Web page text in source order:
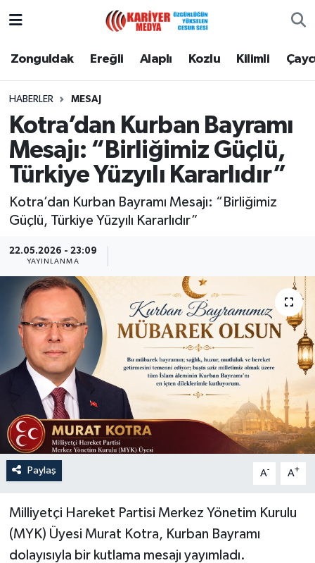
Zonguldak Ereğli Alaplı Kozlu Kilimli
HABERLER MESAJ
Kotra’dan Kurban Bayramı
Mesajı: “Birliğimiz Güçlü,
Türkiye Yüzyılı Kararlıdır”
Kotra’dan Kurban Bayramı Mesajı: “Birliğimiz
Güçlü, Türkiye Yüzyılı Kararlıdır”
22.05.2026 - 23:09
YAYINLANMA
Paylaş A- A+
Milliyetçi Hareket Partisi Merkez Yönetim Kurulu
(MYK) Üyesi Murat Kotra, Kurban Bayramı
dolayısıyla bir kutlama mesajı yayımladı.
Zonguldak
Alaplı
Kozlu
Kilimli
Özel
Mesaj
Dergim
Ulusal
Zonguldak Nöbetçi Eczaneler
Zonguldak Namaz Vakitleri
Zonguldak Trafik Yoğunluk Haritası
Puan Durumu ve Fikstür
Son Dakika Haberleri
Haber Arşivi